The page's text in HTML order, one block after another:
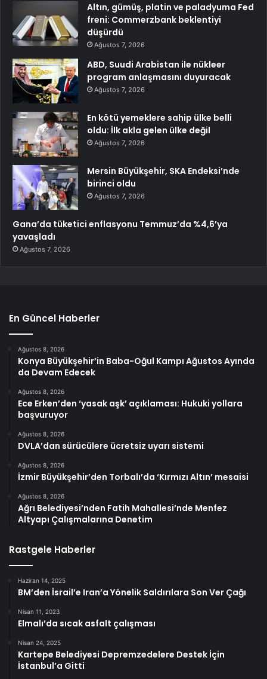
Altın, gümüş, platin ve paladyuma Fed
freni: Commerzbank beklentiyi
düşürdü
Ağustos 7, 2026
ABD, Suudi Arabistan ile nükleer
program anlaşmasını duyuracak
Ağustos 7, 2026
En kötü yemeklere sahip ülke belli
oldu: İlk akla gelen ülke değil
Ağustos 7, 2026
Mersin Büyükşehir, SKA Endeksi’nde
birinci oldu
Ağustos 7, 2026
Gana’da tüketici enflasyonu Temmuz’da %4,6’ya
yavaşladı
Ağustos 7, 2026
En Güncel Haberler
Ağustos 8, 2026
Konya Büyükşehir’in Baba-Oğul Kampı Ağustos Ayında
da Devam Edecek
Ağustos 8, 2026
Ece Erken’den ‘yasak aşk’ açıklaması: Hukuki yollara
başvuruyor
Ağustos 8, 2026
DVLA’dan sürücülere ücretsiz uyarı sistemi
Ağustos 8, 2026
İzmir Büyükşehir’den Torbalı’da ‘Kırmızı Altın’ mesaisi
Ağustos 8, 2026
Ağrı Belediyesi’nden Fatih Mahallesi’nde Menfez
Altyapı Çalışmalarına Denetim
Rastgele Haberler
Haziran 14, 2025
BM’den İsrail’e Iran’a Yönelik Saldırılara Son Ver Çağı
Nisan 11, 2023
Elmalı’da sıcak asfalt çalışması
Nisan 24, 2025
Kartepe Belediyesi Depremzedelere Destek İçin
İstanbul’a Gitti